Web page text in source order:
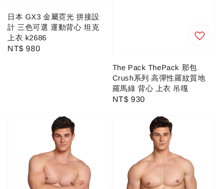
日本 GX3 金屬霓光 拼接設
計 三色可選 運動背心 坦克
上衣 k2686
Regular
NT$ 980
The Pack ThePack 那包
Crush系列 高彈性羅紋質地
羅馬綠 背心 上衣 吊嘎
Regular
NT$ 930